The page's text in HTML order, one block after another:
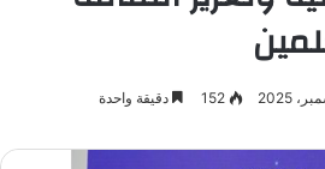
152 دقيقة واحدة